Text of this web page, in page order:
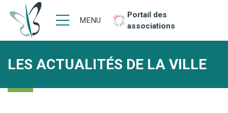
MENU
Portail des
associations
LES ACTUALITÉS DE LA VILLE